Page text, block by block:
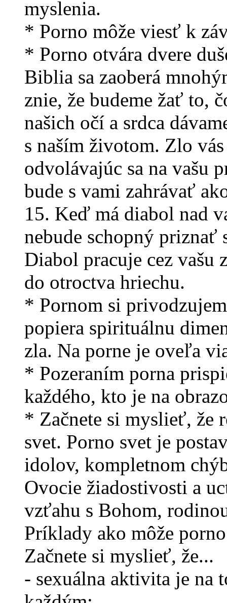
myslenia.
* Porno môže viesť k
* Porno otvára dvere
Biblia sa zaoberá
znie, že budeme žať to,
našich očí a srdca
s naším životom. Zlo
odvolávajúc sa na vašu
bude s vami zahrávať
15. Keď má diabol nad
nebude schopný priznať
Diabol pracuje cez vašu
do otroctva hriechu.
* Pornom si
popiera spirituálnu
zla. Na porne je oveľa
* Pozeraním porna
každého, kto je na
* Začnete si myslieť, že
svet. Porno svet je
idolov, kompletnom
Ovocie žiadostivosti a
vzťahu s Bohom,
Príklady ako môže
Začnete si myslieť, že...
- sexuálna aktivita je na